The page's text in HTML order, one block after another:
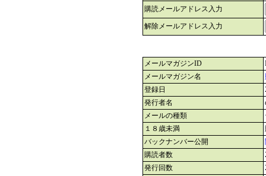
購読メールアドレス入力
解除メールアドレス入力
メールマガジンID
メールマガジン名
登録日
発行者名
メールの種類
１８歳未満
バックナンバー公開
購読者数
発行回数